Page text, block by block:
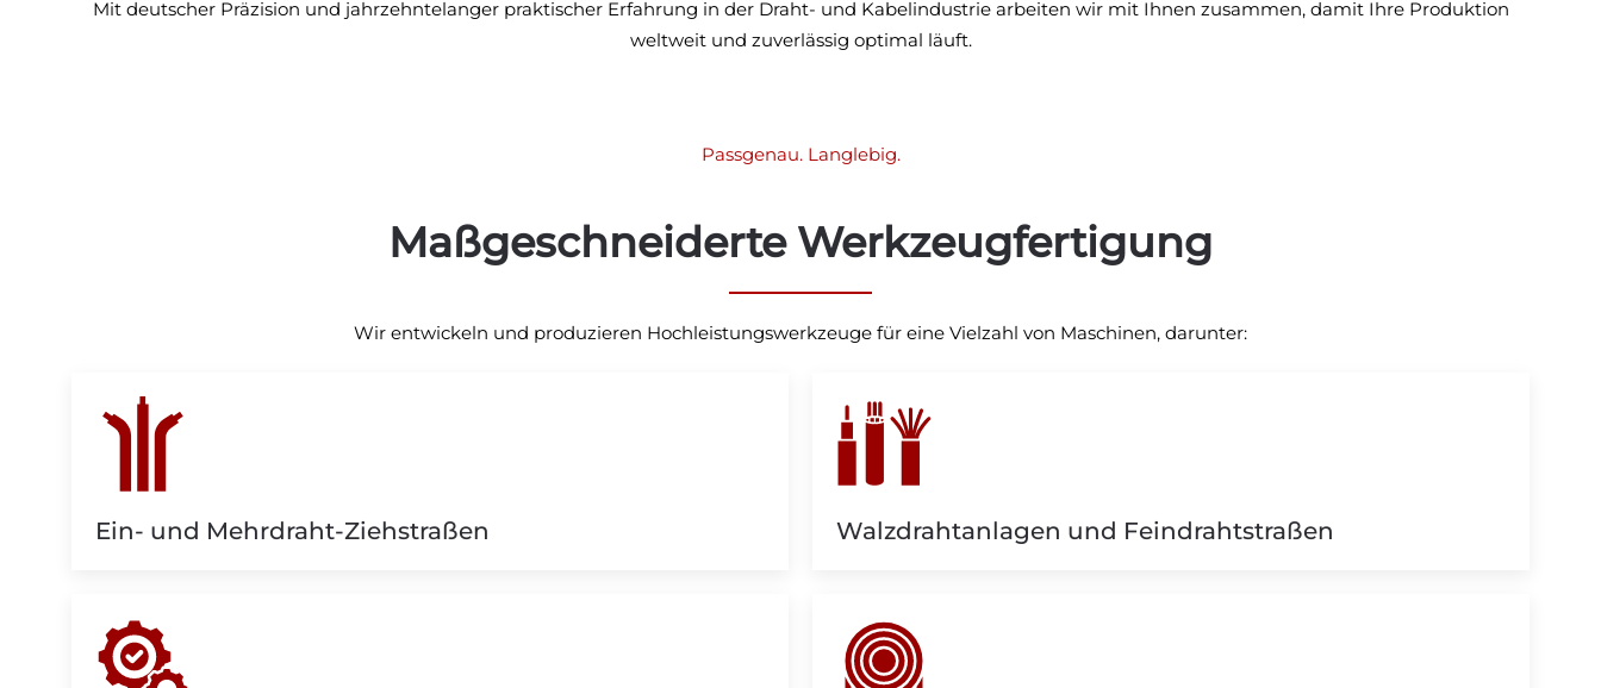
Mit deutscher Präzision und jahrzehntelanger praktischer Erfahrung in der Draht- und Kabelindustrie arbeiten wir mit Ihnen zusammen, damit Ihre Produktion
weltweit und zuverlässig optimal läuft.
Passgenau. Langlebig.
Maßgeschneiderte Werkzeugfertigung
Wir entwickeln und produzieren Hochleistungswerkzeuge für eine Vielzahl von Maschinen, darunter:
Ein- und Mehrdraht-Ziehstraßen Walzdrahtanlagen und Feindrahtstraßen